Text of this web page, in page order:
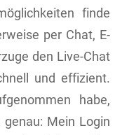
finde
per Chat, E-
den Live-Chat
und effizient.
habe,
genau: Mein Login